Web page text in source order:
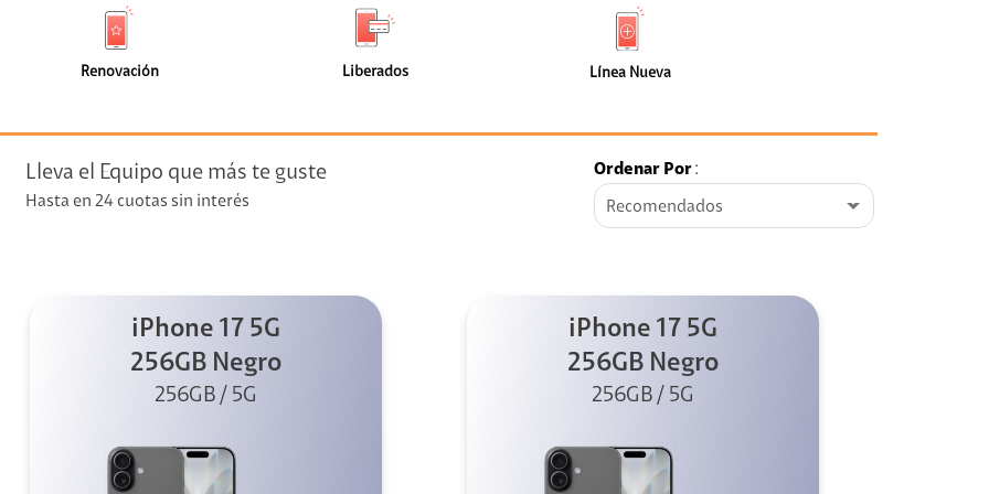
+ Telefonía
streaming
de
faceta
Renovación
(8)
faceta
Liberados
de
faceta
Línea Nueva
Nueva
(3)
Lleva el Equipo que más te guste
Hasta en 24 cuotas sin interés
Ordenar Por:
Recomendados
iPhone 17 5G
256GB Negro
256GB / 5G
iPhone 17 5G
256GB Negro
256GB / 5G